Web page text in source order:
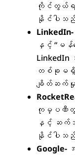
ကိုင်တွယ်ရန်
နိုင်ပါသ
LinkedIn-
နှင့် “မန်
တစ်ခုမရှိ
ချိတ်ဆက်မှု
ကုမ္ပဏီတွင်
နှင့် ဆက်သွ
နိုင်ပါသ
Google-